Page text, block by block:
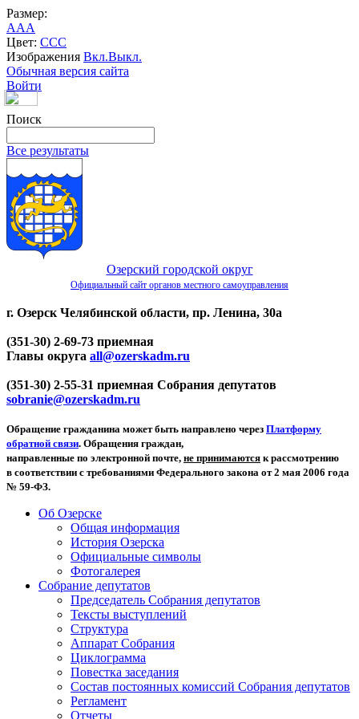
Размер:
AAA
Цвет: CCC
Изображения Вкл.Выкл.
Обычная версия сайта
Войти
Поиск
Все результаты
Озерский городской округ
Официальный сайт органов местного самоуправления
г. Озерск Челябинской области, пр. Ленина, 30а
(351-30) 2-69-73 приемная
Главы округа all@ozerskadm.ru
(351-30) 2-55-31 приемная Собрания депутатов
sobranie@ozerskadm.ru
Обращение гражданина может быть направлено через Платформу
обратной связи. Обращения граждан,
направленные по электронной почте, не принимаются к рассмотрению
в соответствии с требованиями Федерального закона от 2 мая 2006 года
№ 59-ФЗ.
Об Озерске
Общая информация
История Озерска
Официальные символы
Фотогалерея
Собрание депутатов
Председатель Собрания депутатов
Тексты выступлений
Структура
Аппарат Собрания
Циклограмма
Повестка заседания
Состав постоянных комиссий Собрания депутатов
Регламент
Отчеты